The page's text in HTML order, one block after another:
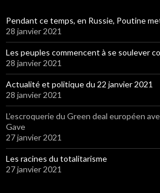
Pendant ce temps, en Russie, Poutine
28 janvier 2021
Les peuples commencent à se soulever
28 janvier 2021
Actualité et politique du 22 janvier 2021
28 janvier 2021
L’escroquerie du Green deal européen
Gave
27 janvier 2021
Les racines du totalitarisme
27 janvier 2021